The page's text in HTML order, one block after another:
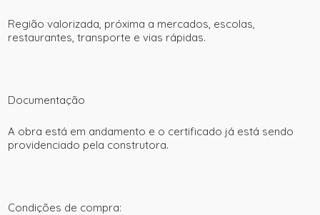
Região valorizada, próxima a mercados, escolas,
restaurantes, transporte e vias rápidas.
Documentação
A obra está em andamento e o certificado já está sendo
providenciado pela construtora.
Condições de compra: